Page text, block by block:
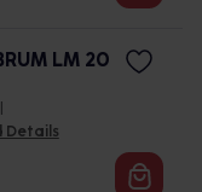
LM 20
Details